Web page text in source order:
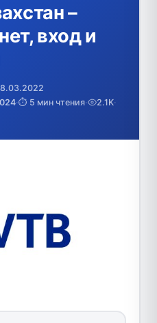
–
вход и
·⏱️ 5 мин чтения· 2.1K·